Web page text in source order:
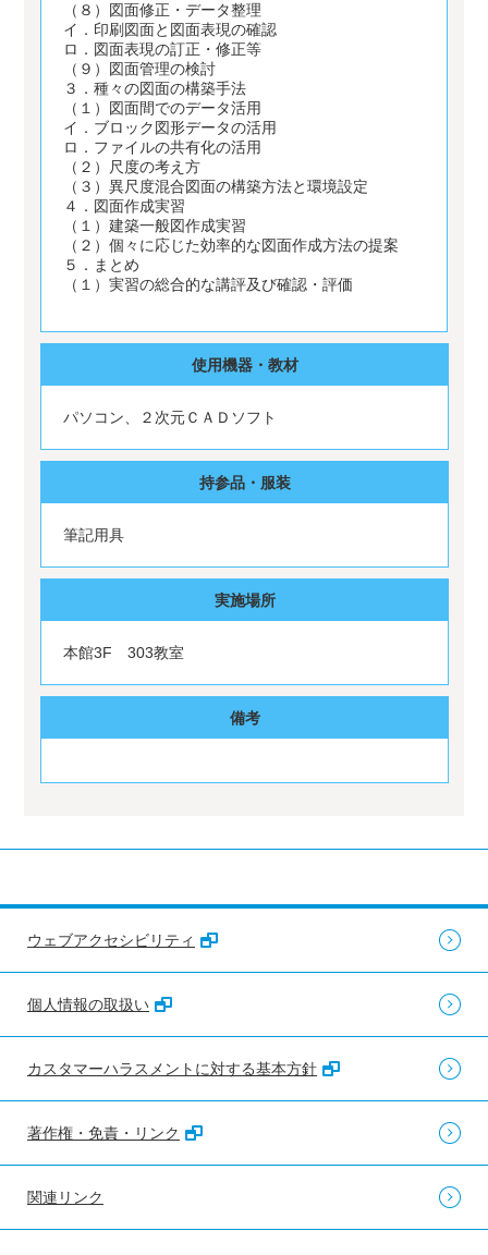
（８）図面修正・データ整理
イ．印刷図面と図面表現の確認
ロ．図面表現の訂正・修正等
（９）図面管理の検討
３．種々の図面の構築手法
（１）図面間でのデータ活用
イ．ブロック図形データの活用
ロ．ファイルの共有化の活用
（２）尺度の考え方
（３）異尺度混合図面の構築方法と環境設定
４．図面作成実習
（１）建築一般図作成実習
（２）個々に応じた効率的な図面作成方法の提案
５．まとめ
（１）実習の総合的な講評及び確認・評価
使用機器・教材
パソコン、２次元ＣＡＤソフト
持参品・服装
筆記用具
実施場所
本館3F 303教室
備考
ウェブアクセシビリティ
個人情報の取扱い
カスタマーハラスメントに対する基本方針
著作権・免責・リンク
関連リンク